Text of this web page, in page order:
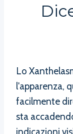
Lo
l'apparenza,
facilmente
sta
indicazioni